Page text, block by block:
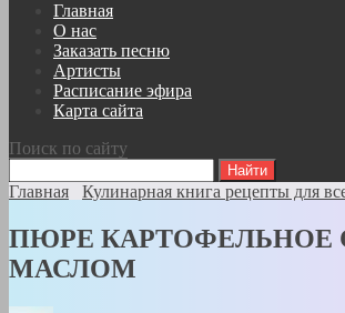
Главная
О нас
Заказать песню
Артисты
Расписание эфира
Карта сайта
Поиск по сайту
Главная Кулинарная книга рецепты для
ПЮРЕ
МАСЛОМ